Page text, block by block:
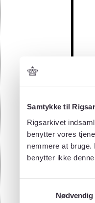
Samtykke til
Rigsarkivet
benytter vores
nemmere at
benytter ikke
Nødvendig